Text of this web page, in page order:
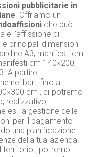
pubblicitarie in
. Offriamo un
che può
e l’affissione di
principali dimensioni
A3, manifesti cm
cm 140×200,
A partire
nei bar , fino al
cm , ci potremo
realizzativo,
es. la gestione delle
per il pagamento
una pianificazione
della tua azienda.
territorio , potremo